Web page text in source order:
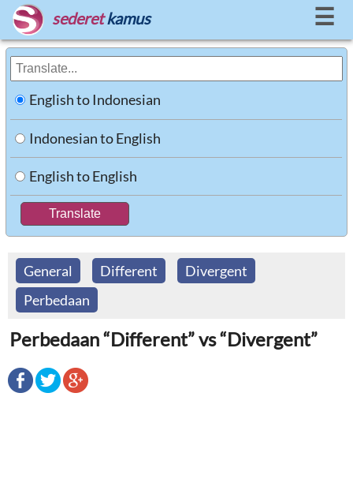
sederet kamus ☰
English to Indonesian
Indonesian to English
English to English
General Different
Divergent
Perbedaan
Perbedaan “Different” vs “Divergent”